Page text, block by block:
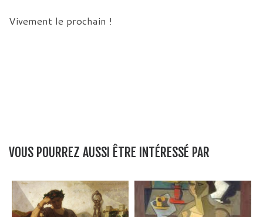
Vivement le prochain !
VOUS POURREZ AUSSI ÊTRE INTÉRESSÉ PAR